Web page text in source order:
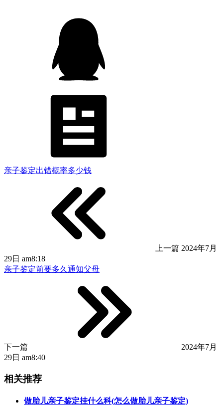
亲子鉴定出错概率多少钱
上一篇 2024年7月
29日 am8:18
亲子鉴定前要多久通知父母
下一篇
2024年7月
29日 am8:40
相关推荐
做胎儿亲子鉴定挂什么科(怎么做胎儿亲子鉴定)